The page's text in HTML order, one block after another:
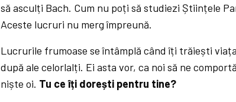
să asculți Bach. Cum nu poți să studiezi Științele
Aceste lucruri nu merg împreună.
Lucrurile frumoase se întâmplă când îți trăiești
după ale celorlalți. Ei asta vor, ca noi să ne
niște oi. Tu ce îți dorești pentru tine?